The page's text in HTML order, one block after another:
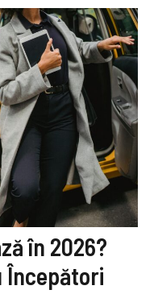
în 2026?
Începători